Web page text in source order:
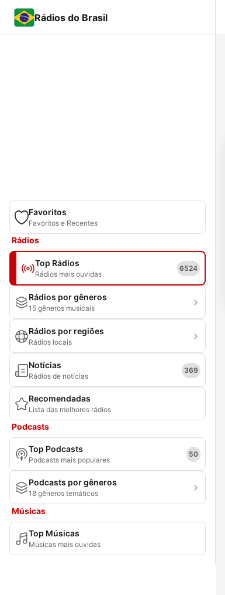
Rádios do Brasil
Favoritos
Favoritos e Recentes
Rádios
Top Rádios
Rádios mais ouvidas
6524
Rádios por gêneros
15 gêneros musicais
Rádios por regiões
Rádios locais
Notícias
Rádios de notícias
369
Recomendadas
Lista das melhores rádios
Podcasts
Top Podcasts
Podcasts mais populares
50
Podcasts por gêneros
18 gêneros temáticos
Músicas
Top Músicas
Músicas mais ouvidas